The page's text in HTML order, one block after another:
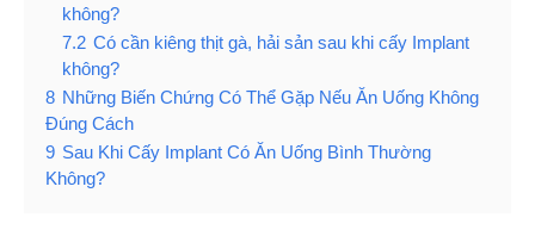
không?
7.2 Có cần kiêng thịt gà, hải sản sau khi cấy Implant
không?
8 Những Biến Chứng Có Thể Gặp Nếu Ăn Uống Không
Đúng Cách
9 Sau Khi Cấy Implant Có Ăn Uống Bình Thường
Không?